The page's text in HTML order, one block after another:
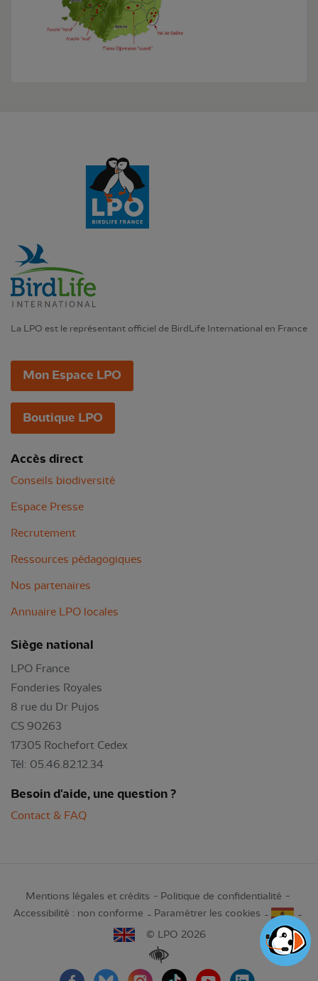
La LPO est le représentant officiel de BirdLife International en France
Mon Espace LPO
Boutique LPO
Accès direct
Conseils biodiversité
Espace Presse
Recrutement
Ressources pédagogiques
Nos partenaires
Annuaire LPO locales
Siège national
LPO France
Fonderies Royales
8 rue du Dr Pujos
CS 90263
17305 Rochefort Cedex
Tél: 05.46.82.12.34
Besoin d'aide, une question ?
Contact & FAQ
Mentions légales et crédits
Politique de confidentialité
Accessibilité : non conforme
Paramétrer les cookies
© LPO 2026
Renforcer les contrastes